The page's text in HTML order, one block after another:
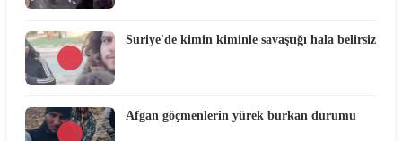
Suriye'de kimin kiminle savaştığı hala belirsiz
Afgan göçmenlerin yürek burkan durumu